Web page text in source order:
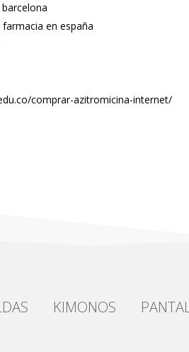
en españa
comprar-azitromicina-internet/
KIMONOS